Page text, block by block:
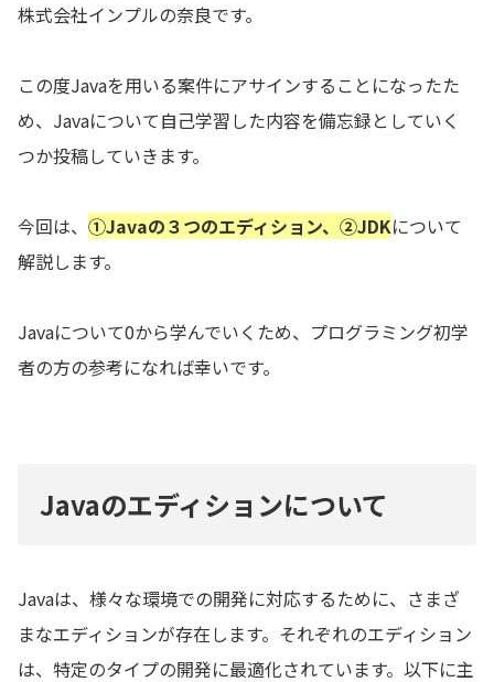
株式会社インプルの奈良です。
この度Javaを用いる案件にアサインすることになったた
め、Javaについて自己学習した内容を備忘録としていく
つか投稿していきます。
今回は、 ①Javaの３つのエディション、②JDKについて
解説します。
Javaについて0から学んでいくため、プログラミング初学
者の方の参考になれば幸いです。
Javaのエディションについて
Javaは、様々な環境での開発に対応するために、さまざ
まなエディションが存在します。それぞれのエディション
は、特定のタイプの開発に最適化されています。以下に主